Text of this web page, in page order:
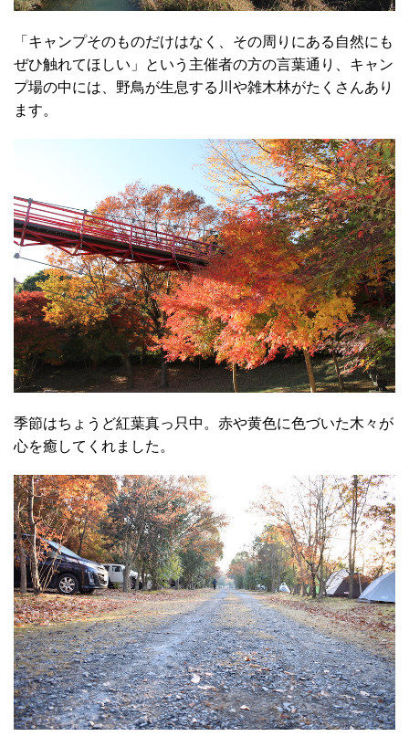
「キャンプそのものだけはなく、その周りにある自然にも
ぜひ触れてほしい」という主催者の方の言葉通り、キャン
プ場の中には、野鳥が生息する川や雑木林がたくさんあり
ます。
季節はちょうど紅葉真っ只中。赤や黄色に色づいた木々が
心を癒してくれました。